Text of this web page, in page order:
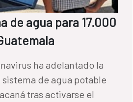
de agua para 17.000
ha adelantado la
de agua potable
tras activarse el